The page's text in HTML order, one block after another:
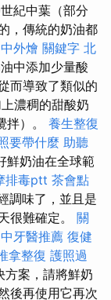
紀中葉（部分
，傳統的奶油都
外燴 關鍵字 北
中添加少量酸
而導致了類似的
濃稠的甜酸奶
拌）。 養生整復
要帶什麼 助聽
鮮奶油在全球範
排毒ptt 茶會點
調味了，並且是
很難確定。 關
牙醫推薦 復健
拿整復 護照過
方案，請將鮮奶
後再使用它再次